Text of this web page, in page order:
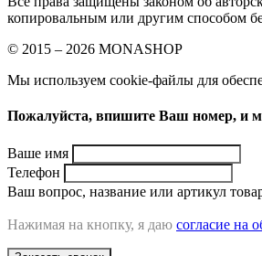
копировальным или другим способом
© 2015 – 2026 MONASHOP
Мы используем cookie-файлы для
Пожалуйста, впишите Ваш номер, и
Ваше имя
Телефон
Ваш вопрос, название или артикул
Нажимая на кнопку, я даю согласие на